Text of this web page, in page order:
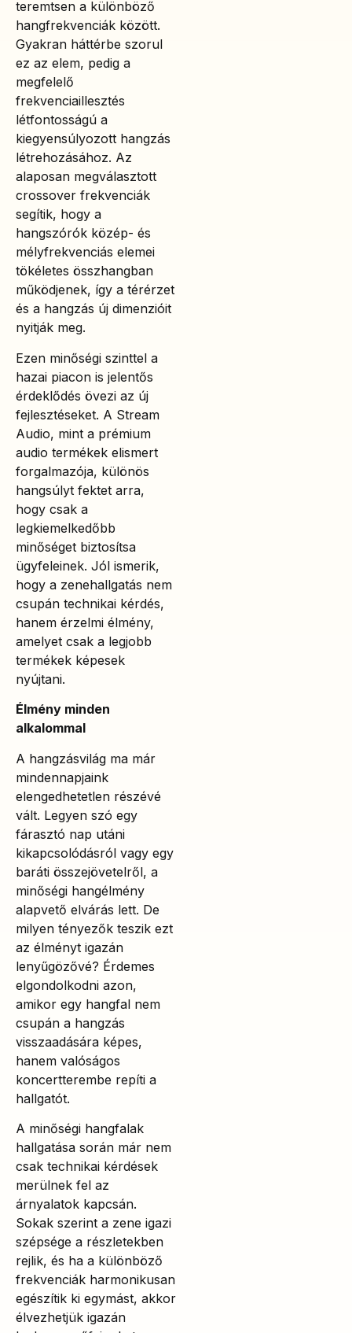
teremtsen a különböző
hangfrekvenciák között.
Gyakran háttérbe szorul
ez az elem, pedig a
megfelelő
frekvenciaillesztés
létfontosságú a
kiegyensúlyozott hangzás
létrehozásához. Az
alaposan megválasztott
crossover frekvenciák
segítik, hogy a
hangszórók közép- és
mélyfrekvenciás elemei
tökéletes összhangban
működjenek, így a térérzet
és a hangzás új dimenzióit
nyitják meg.
Ezen minőségi szinttel a
hazai piacon is jelentős
érdeklődés övezi az új
fejlesztéseket. A Stream
Audio, mint a prémium
audio termékek elismert
forgalmazója, különös
hangsúlyt fektet arra,
hogy csak a
legkiemelkedőbb
minőséget biztosítsa
ügyfeleinek. Jól ismerik,
hogy a zenehallgatás nem
csupán technikai kérdés,
hanem érzelmi élmény,
amelyet csak a legjobb
termékek képesek
nyújtani.
Élmény minden
alkalommal
A hangzásvilág ma már
mindennapjaink
elengedhetetlen részévé
vált. Legyen szó egy
fárasztó nap utáni
kikapcsolódásról vagy egy
baráti összejövetelről, a
minőségi hangélmény
alapvető elvárás lett. De
milyen tényezők teszik ezt
az élményt igazán
lenyűgözővé? Érdemes
elgondolkodni azon,
amikor egy hangfal nem
csupán a hangzás
visszaadására képes,
hanem valóságos
koncertterembe repíti a
hallgatót.
A minőségi hangfalak
hallgatása során már nem
csak technikai kérdések
merülnek fel az
árnyalatok kapcsán.
Sokak szerint a zene igazi
szépsége a részletekben
rejlik, és ha a különböző
frekvenciák harmonikusan
egészítik ki egymást, akkor
élvezhetjük igazán